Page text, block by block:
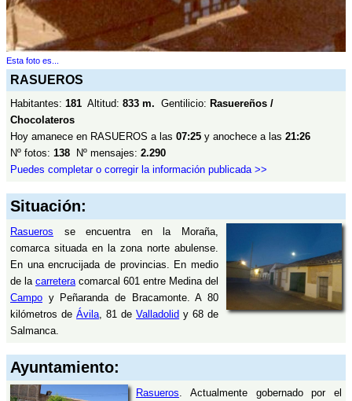
Esta foto es...
RASUEROS
Habitantes: 181 Altitud: 833 m. Gentilicio: Rasuereños /
Chocolateros
Hoy amanece en RASUEROS a las 07:25 y anochece a las 21:26
Nº fotos: 138 Nº mensajes: 2.290
Puedes completar o corregir la información publicada >>
Situación:
Rasueros se encuentra en la Moraña,
comarca situada en la zona norte abulense.
En una encrucijada de provincias. En medio
de lacarreteracomarcal 601 entre Medina del
Campo y Peñaranda de Bracamonte. A 80
kilómetros deÁvila, 81 deValladolid y 68 de
Salmanca.
Ayuntamiento:
Rasueros. Actualmente gobernado por el